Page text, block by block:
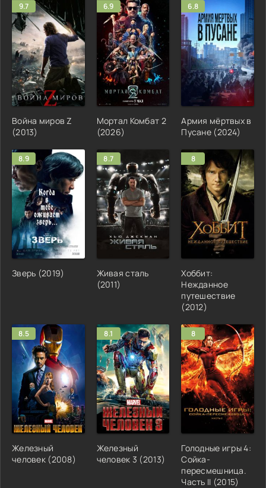
9.7
Война миров Z
(2013)
6.9
Мортал Комбат 2
(2026)
6.8
Армия мёртвых в
Пусане (2024)
8.9
Зверь (2019)
8.7
Живая сталь
(2011)
8
Хоббит:
Нежданное
путешествие
(2012)
8.5
Железный
человек (2008)
8.1
Железный
человек 3 (2013)
8
Голодные игры 4:
Сойка-
пересмешница.
Часть II (2015)